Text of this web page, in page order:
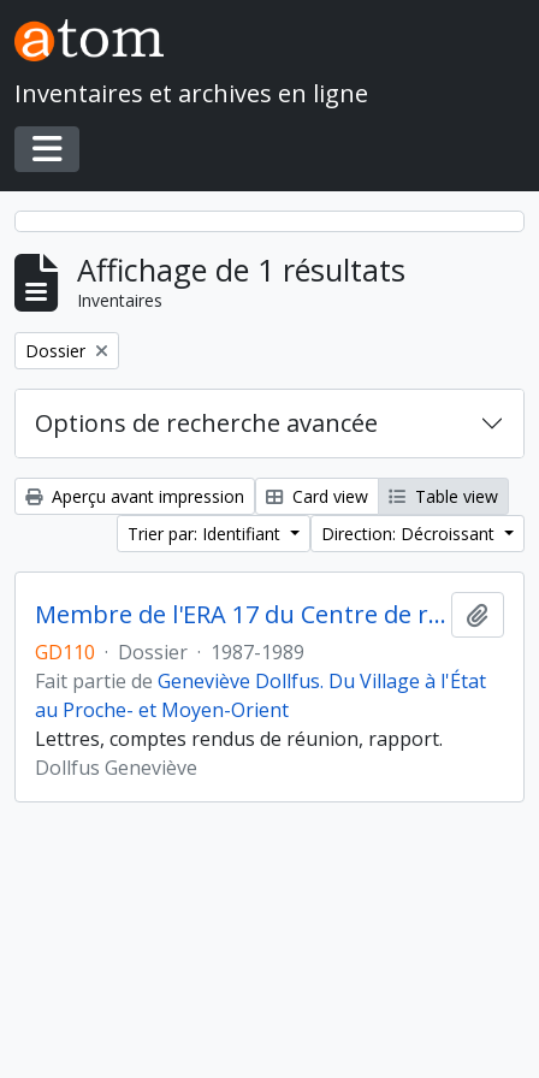
Skip to main content
Inventaires et archives en ligne
Toggle navigation
Affichage de 1 résultats
Inventaires
Remove filter:
Dossier
Options de recherche avancée
Aperçu avant impression Card view
Table view
Trier par: Identifiant
Direction: Décroissant
Membre de l'ERA 17 du Centre de recherches archéologiques (CNRS)
GD110 · Dossier · 1987-1989
Fait partie de Geneviève Dollfus. Du Village à l'État
au Proche- et Moyen-Orient
Lettres, comptes rendus de réunion, rapport.
Dollfus Geneviève